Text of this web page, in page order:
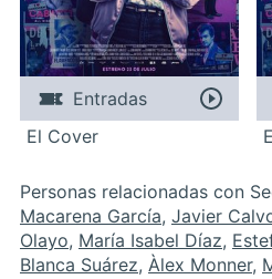
Entradas
El Cover
Personas relacionadas con
Macarena García, Javier
Olayo, María Isabel Díaz,
Blanca Suárez, Àlex Monner,